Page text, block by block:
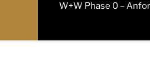
W+W Phase 0 –